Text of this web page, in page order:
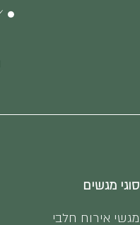
סוגי מגשים
מגשי אירוח חלבי